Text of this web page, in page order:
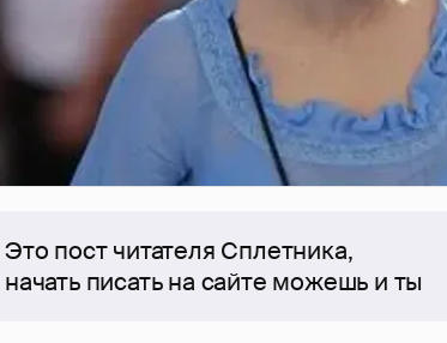
Это пост читателя Сплетника,
начать писать на сайте можешь и ты